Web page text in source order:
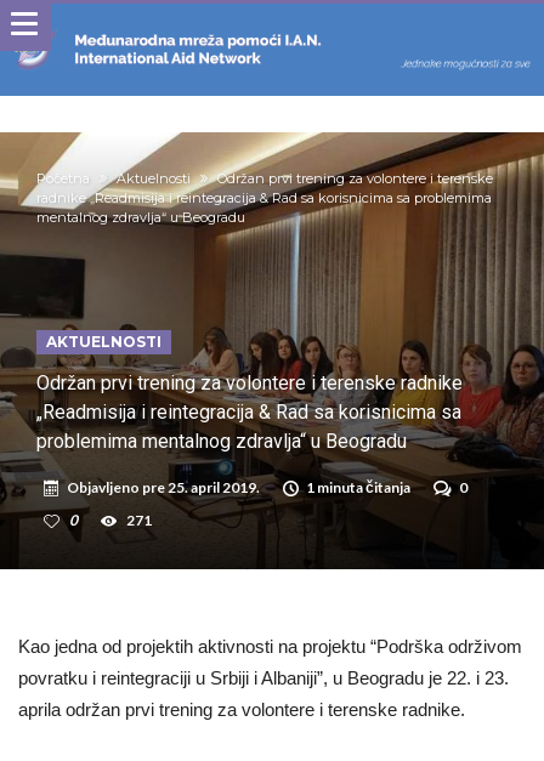
Početna Aktuelnosti
Održan prvi trening za volontere i terenske
radnike „Readmisija i reintegracija & Rad sa korisnicima sa problemima
mentalnog zdravlja“ u Beogradu
AKTUELNOSTI
Održan prvi trening za volontere i terenske radnike
„Readmisija i reintegracija & Rad sa korisnicima sa
problemima mentalnog zdravlja“ u Beogradu
Objavljeno pre25. april 2019. 1 minuta čitanja
0
0
271
Kao jedna od projektih aktivnosti na projektu “Podrška održivom
povratku i reintegraciji u Srbiji i Albaniji”, u Beogradu je 22. i 23.
aprila održan prvi trening za volontere i terenske radnike.